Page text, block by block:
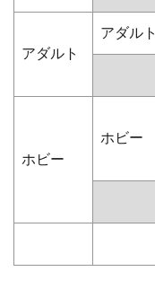
アダルト
アダルト
ホビー
ホビー